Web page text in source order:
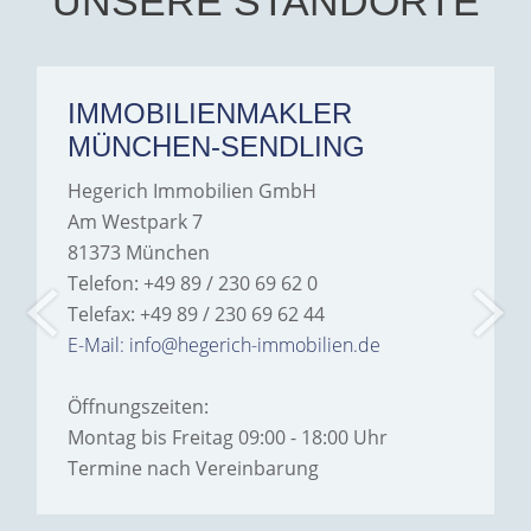
IMMOBILIENMAKLER
MÜNCHEN-SENDLING
Hegerich Immobilien GmbH
Am Westpark 7
81373 München
Telefon: +49 89 / 230 69 62 0
Telefax: +49 89 / 230 69 62 44
E-Mail: info@hegerich-immobilien.de
Öffnungszeiten:
Montag bis Freitag 09:00 - 18:00 Uhr
Termine nach Vereinbarung